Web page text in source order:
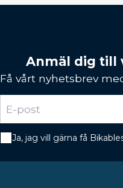
Anmäl dig till
Få vårt nyhetsbrev
Ja, jag vill gärna få